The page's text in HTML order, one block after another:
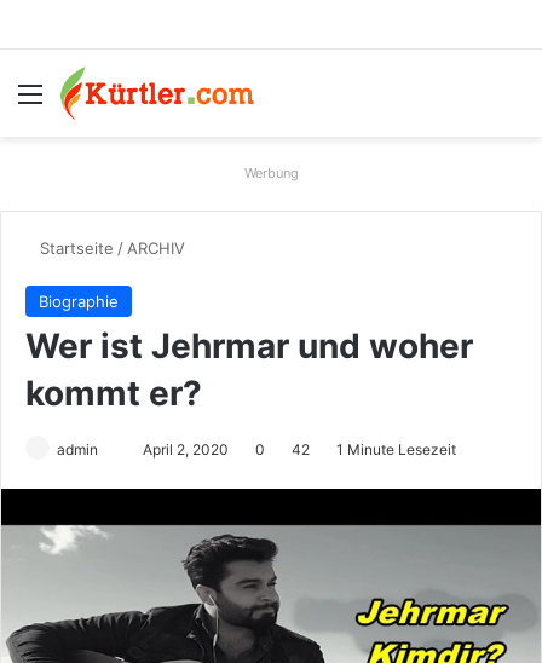
Menü
Werbung
Startseite / ARCHIV
Biographie
Wer ist Jehrmar und woher
kommt er?
admin
n
s
April 2, 2020 0 42 1 Minute Lesezeit